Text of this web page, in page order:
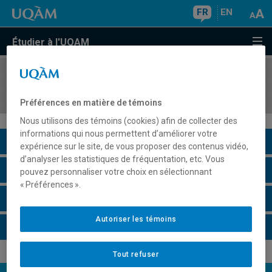
FR EN
Étudier à l'UQAM
COURS//
Description du cours
Horaire - Été 2026
Préférences en matière de témoins
Nous utilisons des témoins (cookies) afin de collecter des
informations qui nous permettent d’améliorer votre
expérience sur le site, de vous proposer des contenus vidéo,
d’analyser les statistiques de fréquentation, etc. Vous
pouvez personnaliser votre choix en sélectionnant
« Préférences ».
Tout refuser
Autoriser les témoins